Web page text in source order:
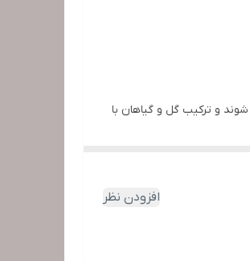
و ترکیب گل و گیاهان با
افزودن نظر